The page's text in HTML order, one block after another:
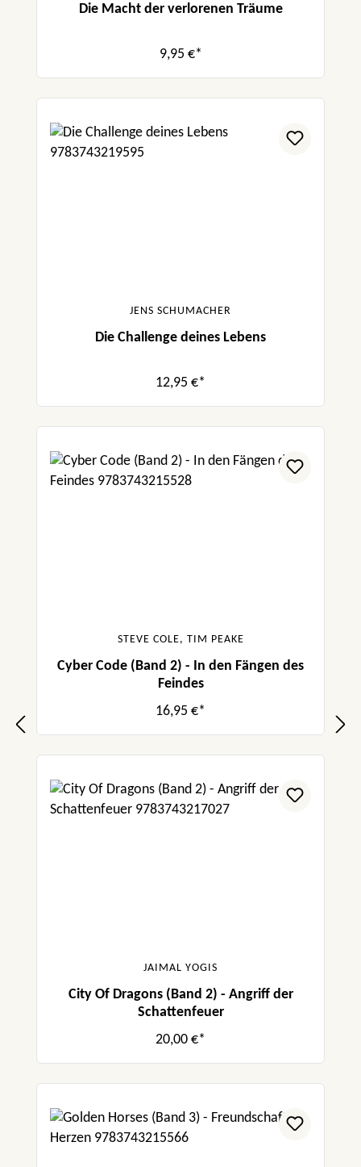
Die Macht der verlorenen Träume
9,95 €*
JENS SCHUMACHER
Die Challenge deines Lebens
12,95 €*
STEVE COLE, TIM PEAKE
Cyber Code (Band 2) - In den Fängen des
Feindes
16,95 €*
JAIMAL YOGIS
City Of Dragons (Band 2) - Angriff der
Schattenfeuer
20,00 €*